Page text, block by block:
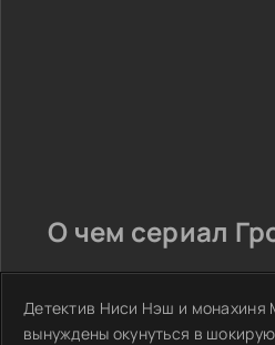
О чем сериал
Детектив Ниси Нэш и монахиня
вынуждены окунуться в